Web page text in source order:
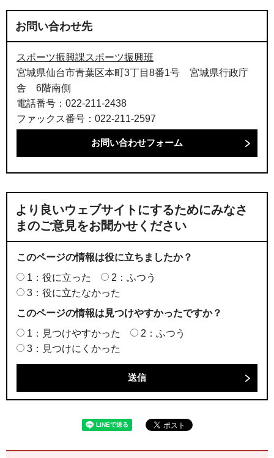
お問い合わせ先
スポーツ振興課スポーツ振興班
宮城県仙台市青葉区本町3丁目8番1号 宮城県行政庁
舎 6階南側
電話番号：022-211-2438
ファックス番号：022-211-2597
より良いウェブサイトにするためにみなさ
まのご意見をお聞かせください
このページの情報は役に立ちましたか？
1：役に立った
2：ふつう
3：役に立たなかった
このページの情報は見つけやすかったですか？
1：見つけやすかった
2：ふつう
3：見つけにくかった